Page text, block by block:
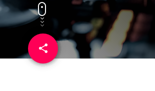
share
email